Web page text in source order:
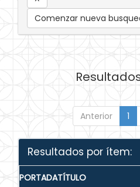
Comenzar nueva
Anterior 1
Resultados por ítem:
PORTADATÍTULO